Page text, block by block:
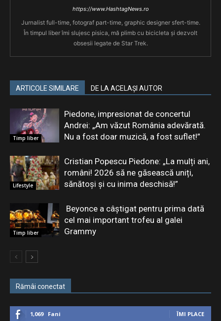
https://www.HashtagNews.ro
Jurnalist full-time, fotograf part-time, graphic designer sfert-time.
În timpul liber îmi slujesc pisica, mă plimb cu bicicleta și dezvolt
obsesii legate de Star Trek.
ARTICOLE SIMILARE DE LA ACELAȘI AUTOR
Timp liber
Piedone, impresionat de concertul
Andrei: „Am văzut România adevărată.
Nu a fost doar muzică, a fost suflet!”
Lifestyle
Cristian Popescu Piedone: „La mulți ani,
români! 2026 să ne găsească uniți,
sănătoși și cu inima deschisă!”
Timp liber
Beyonce a câștigat pentru prima dată
cel mai important trofeu al galei
Grammy
Rămâi conectat
1,069 Fani ÎMI PLACE